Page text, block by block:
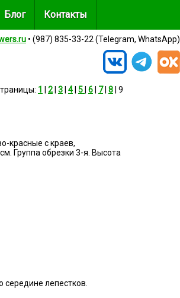
Блог Контакты
• (987) 835-33-22 (Telegram, WhatsApp)
1 2| 3 4 5 6 7| 8 | 9
красные с краев,
Группа обрезки 3-я. Высота
лепестков.